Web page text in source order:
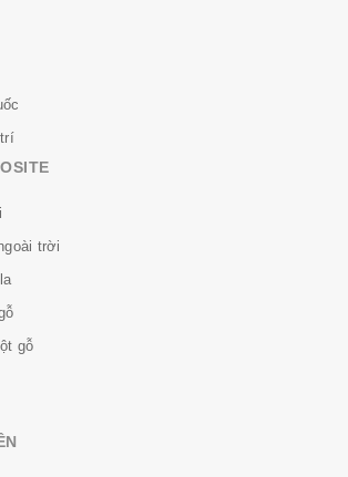
được làm từ vật liệu có thể tái chế
qua quy trình sản xuất đòi hỏi năng
Điều này làm cho sàn của bạn là
giới ngày mai.
trời
gỗ